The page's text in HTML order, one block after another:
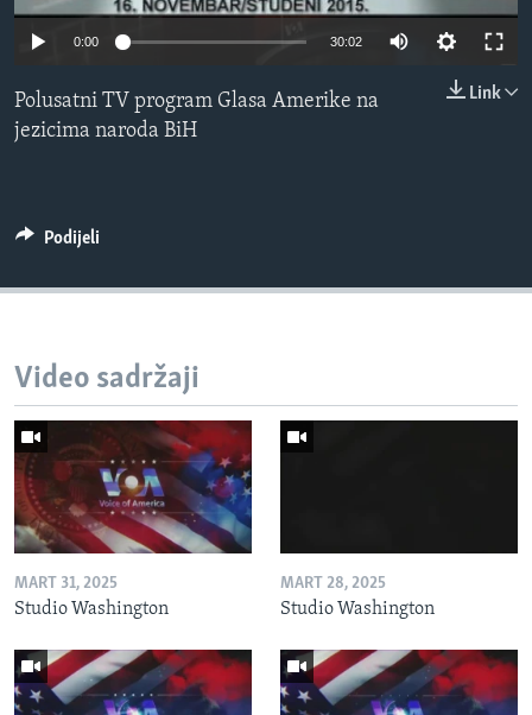
MAGAZIN
Learning English
0:00 30:02
Link
Polusatni TV program Glasa Amerike na
jezicima naroda BiH
Podijeli
Video sadržaji
MART 31, 2025
Studio Washington
MART 28, 2025
Studio Washington